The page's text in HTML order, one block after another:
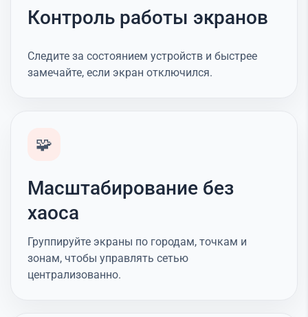
Контроль работы экранов
Следите за состоянием устройств и быстрее
замечайте, если экран отключился.
🧩
Масштабирование без
хаоса
Группируйте экраны по городам, точкам и
зонам, чтобы управлять сетью
централизованно.